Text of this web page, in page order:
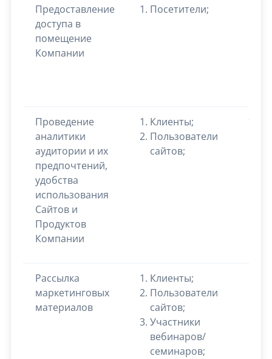
Предоставление
доступа в
помещение
Компании
Посетители;
Проведение
аналитики
аудитории и их
предпочтений,
удобства
использования
Сайтов и
Продуктов
Компании
Клиенты;
Пользователи
сайтов;
Рассылка
маркетинговых
материалов
Клиенты;
Пользователи
сайтов;
Участники
вебинаров/
семинаров;